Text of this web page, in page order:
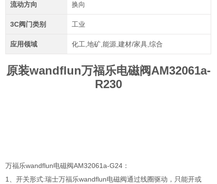
流动方向 换向
3C阀门类别 工业
应用领域 化工,地矿,能源,建材/家具,综合
原装wandflun万福乐电磁阀AM32061a-
R230
万福乐wandflun电磁阀AM32061a-G24：
1、开关形式:瑞士万福乐wandflun电磁阀通过线圈驱动，只能开或